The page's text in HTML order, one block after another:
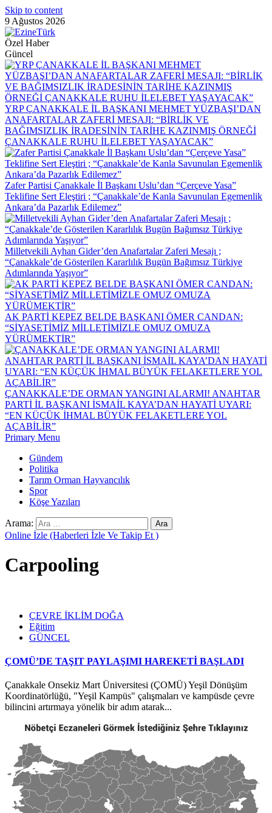
Skip to content
9 Ağustos 2026
Özel Haber
Güncel
YRP ÇANAKKALE İL BAŞKANI MEHMET YÜZBAŞI’DAN
ANAFARTALAR ZAFERİ MESAJI: “BİRLİK VE
BAĞIMSIZLIK İRADESİNİN TARİHE KAZINMIŞ ÖRNEĞİ
ÇANAKKALE RUHU İLELEBET YAŞAYACAK”
Zafer Partisi Çanakkale İl Başkanı Uslu’dan “Çerçeve Yasa”
Teklifine Sert Eleştiri ; “Çanakkale’de Kanla Savunulan Egemenlik
Ankara’da Pazarlık Edilemez”
Milletvekili Ayhan Gider’den Anafartalar Zaferi Mesajı ;
“Çanakkale’de Gösterilen Kararlılık Bugün Bağımsız Türkiye
Adımlarında Yaşıyor”
AK PARTİ KEPEZ BELDE BAŞKANI ÖMER CANDAN:
“SİYASETİMİZ MİLLETİMİZLE OMUZ OMUZA
YÜRÜMEKTİR”
ÇANAKKALE’DE ORMAN YANGINI ALARMI! ANAHTAR
PARTİ İL BAŞKANI İSMAİL KAYA’DAN HAYATİ UYARI:
“EN KÜÇÜK İHMAL BÜYÜK FELAKETLERE YOL
AÇABİLİR”
Primary Menu
Gündem
Politika
Tarım Orman Hayvancılık
Spor
Köşe Yazıları
Arama:
Online İzle (Haberleri İzle Ve Takip Et )
Carpooling
ÇEVRE İKLİM DOĞA
Eğitim
GÜNCEL
ÇOMÜ’DE TAŞIT PAYLAŞIMI HAREKETİ BAŞLADI
Çanakkale Onsekiz Mart Üniversitesi (ÇOMÜ) Yeşil Dönüşüm
Koordinatörlüğü, "Yeşil Kampüs" çalışmaları ve kampüsde çevre
bilincini artırmaya yönelik bir adım atarak...